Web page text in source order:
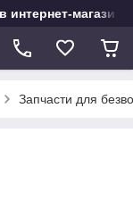
магазине
Запчасти для